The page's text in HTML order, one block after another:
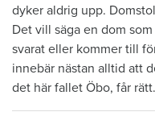
dyker aldrig upp.
Det vill säga en dom
svarat eller kommer till
innebär nästan alltid att
det här fallet Öbo, får rätt.